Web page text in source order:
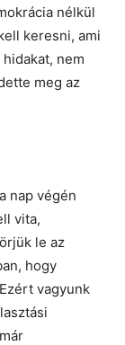
nélkül
keresni, ami
nem
meg az
nap végén
vita,
le az
hogy
vagyunk